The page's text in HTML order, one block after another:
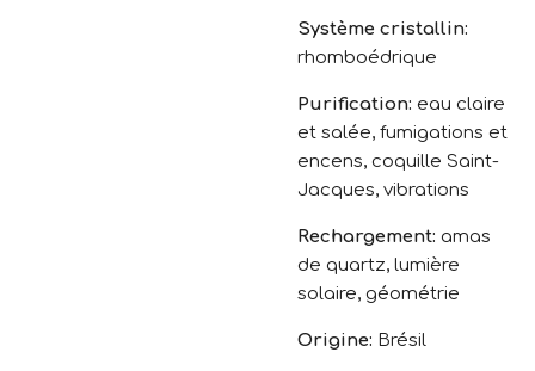
Système cristallin:
rhomboédrique
Purification: eau claire
et salée, fumigations et
encens, coquille Saint-
Jacques, vibrations
Rechargement: amas
de quartz, lumière
solaire, géométrie
Origine: Brésil